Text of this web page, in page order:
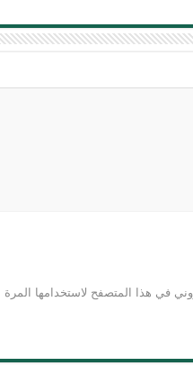
في هذا المتصفح لاستخدامها